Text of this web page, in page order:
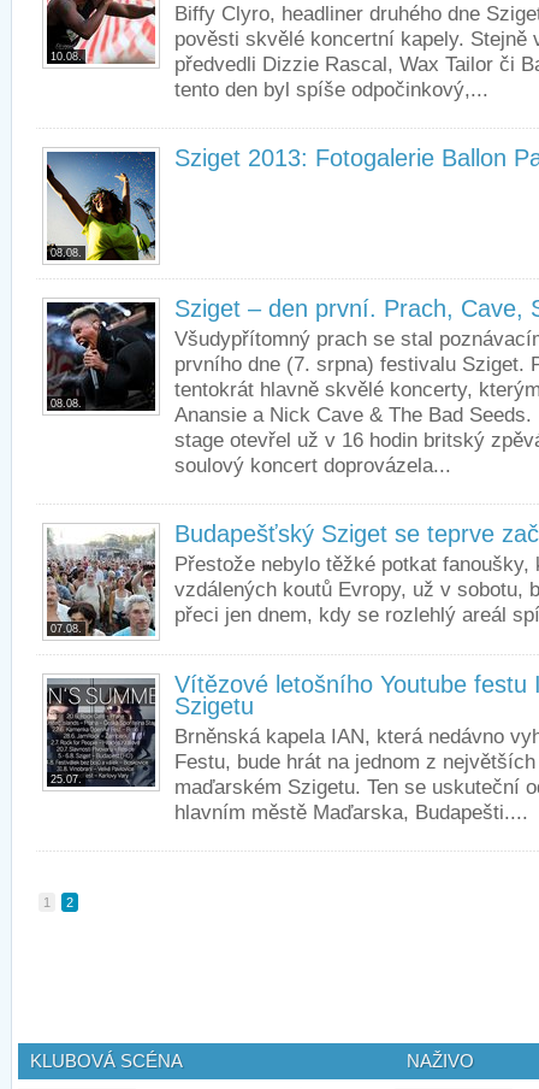
10.08.
Biffy Clyro, headliner druhého dne
pověsti skvělé koncertní kapely.
předvedli Dizzie Rascal, Wax Tailor či
tento den byl spíše odpočinkový,...
08.08.
Sziget 2013: Fotogalerie Ballon
08.08.
Sziget – den první. Prach, Cave,
Všudypřítomný prach se stal
prvního dne (7. srpna) festivalu Sziget.
tentokrát hlavně skvělé koncerty,
Anansie a Nick Cave & The Bad
stage otevřel už v 16 hodin britský
soulový koncert doprovázela...
07.08.
Budapešťský Sziget se teprve
Přestože nebylo těžké potkat
vzdálených koutů Evropy, už v sobotu,
přeci jen dnem, kdy se rozlehlý areál
25.07.
Vítězové letošního Youtube festu
Szigetu
Brněnská kapela IAN, která nedávno
Festu, bude hrát na jednom z
maďarském Szigetu. Ten se uskuteční
hlavním městě Maďarska, Budapešti....
1 2
KLUBOVÁ SCÉNA NAŽIVO